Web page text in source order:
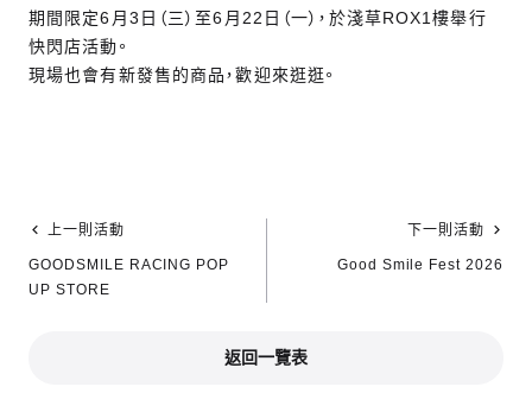
期間限定6月3日（三）至6月22日（一），於淺草ROX1樓舉行
快閃店活動。
現場也會有新發售的商品，歡迎來逛逛。
上一則活動
GOODSMILE RACING POP
UP STORE
下一則活動
Good Smile Fest 2026
返回一覽表